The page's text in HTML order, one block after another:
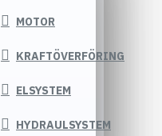
MOTOR
KRAFTÖVERFÖRING
ELSYSTEM
HYDRAULSYSTEM